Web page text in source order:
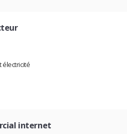
électricité
internet